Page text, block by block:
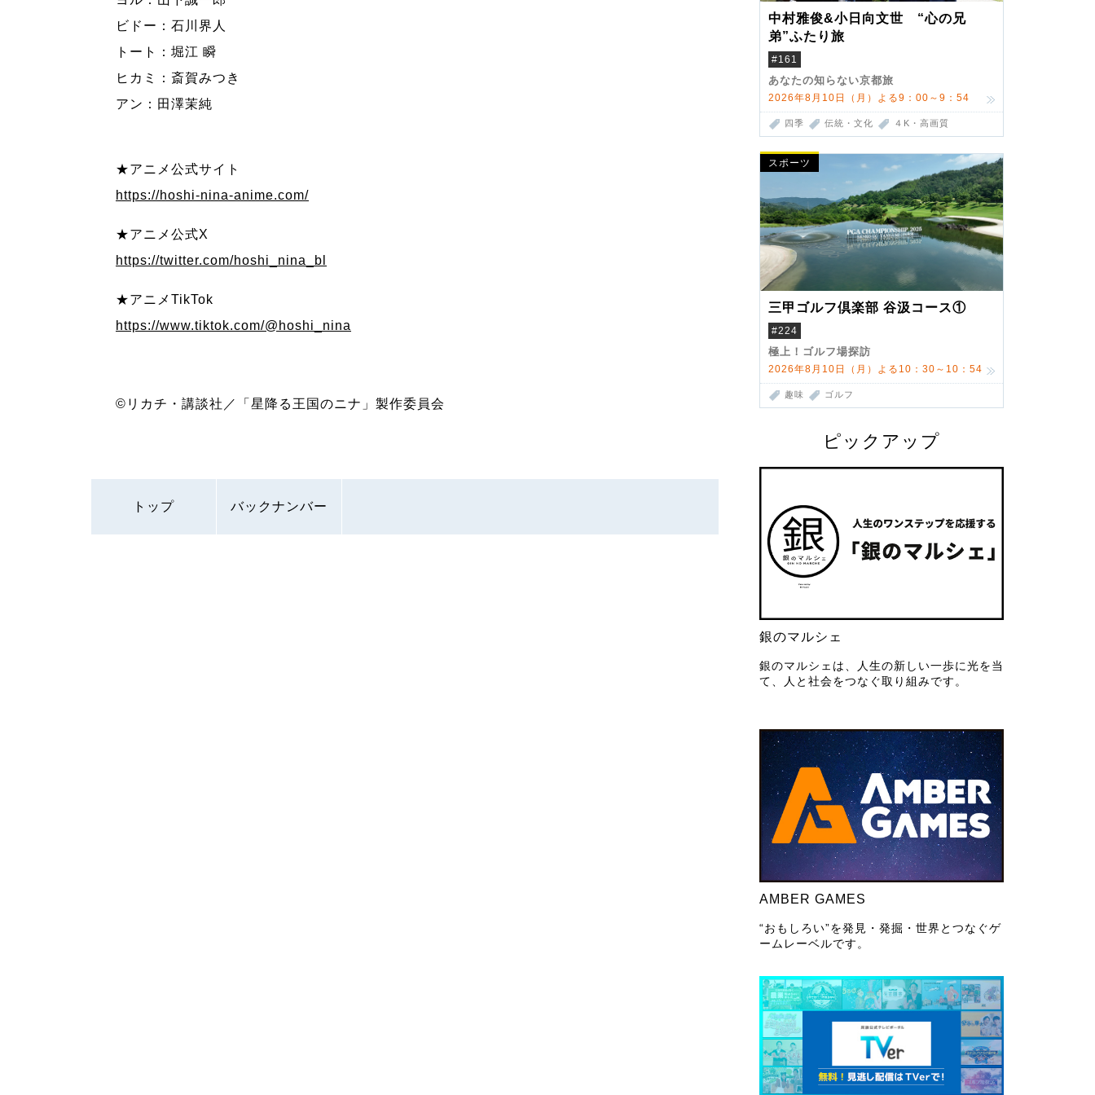
中村雅俊&小日向文世 “心の兄
弟”ふたり旅
#161
あなたの知らない京都旅
2026年8月10日（月）よる9：00～9：54
四季 伝統・文化 ４K・高画質
スポーツ
三甲ゴルフ倶楽部 谷汲コース①
#224
極上！ゴルフ場探訪
2026年8月10日（月）よる10：30～10：54
趣味 ゴルフ
ピックアップ
銀のマルシェ
銀のマルシェは、人生の新しい一歩に光を当
て、人と社会をつなぐ取り組みです。
AMBER GAMES
“おもしろい”を発見・発掘・世界とつなぐゲ
ームレーベルです。
ビドー：石川界人
トート：堀江 瞬
ヒカミ：斎賀みつき
アン：田澤茉純
★アニメ公式サイト
https://hoshi-nina-anime.com/
★アニメ公式X
https://twitter.com/hoshi_nina_bl
★アニメTikTok
https://www.tiktok.com/@hoshi_nina
©︎リカチ・講談社／「星降る王国のニナ」製作委員会
トップ バックナンバー